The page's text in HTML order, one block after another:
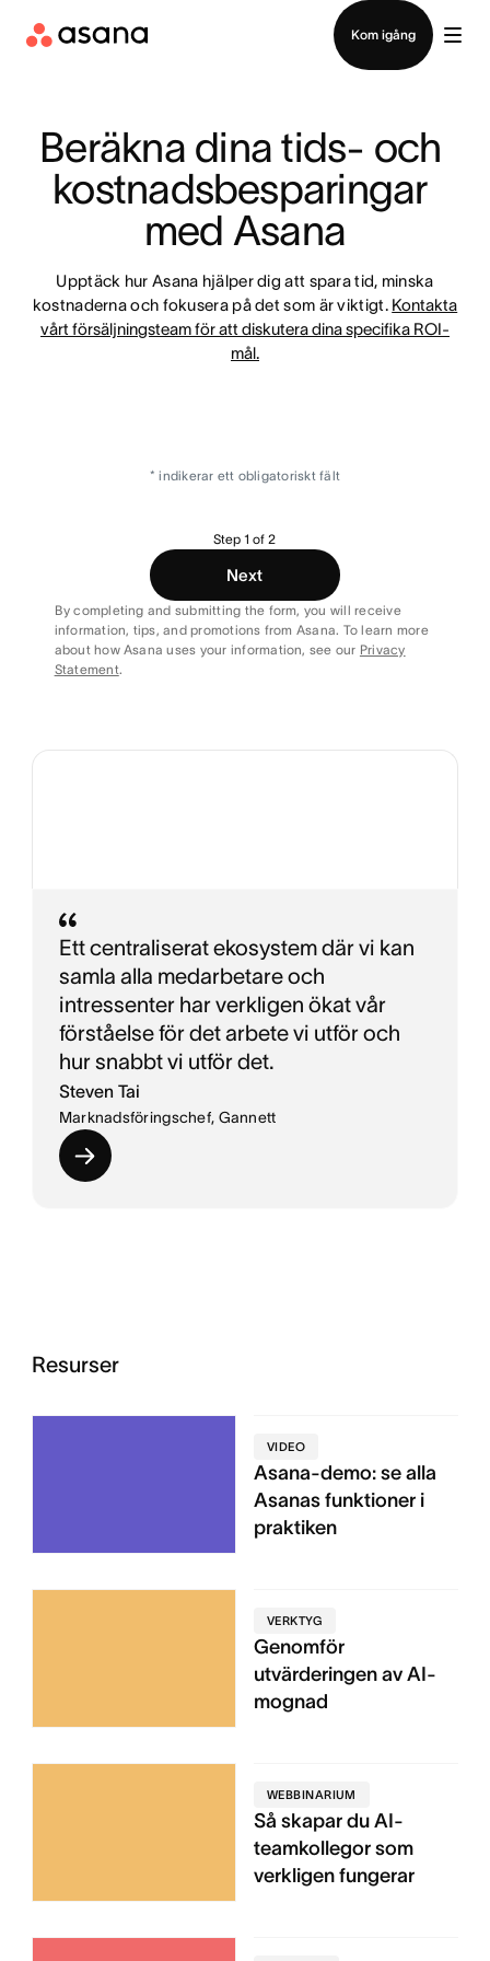
Kom igång
Beräkna dina tids- och
kostnadsbesparingar
med Asana
Upptäck hur Asana hjälper dig att spara tid, minska
kostnaderna och fokusera på det som är viktigt. Kontakta
vårt försäljningsteam för att diskutera dina specifika ROI-
mål.
* indikerar ett obligatoriskt fält
Step 1 of 2
Next
By completing and submitting the form, you will receive
information, tips, and promotions from Asana. To learn more
about how Asana uses your information, see our Privacy
Statement.
Ett centraliserat ekosystem där vi kan
samla alla medarbetare och
intressenter har verkligen ökat vår
förståelse för det arbete vi utför och
hur snabbt vi utför det.
Steven Tai
Marknadsföringschef, Gannett
Resurser
VIDEO
Asana-demo: se alla
Asanas funktioner i
praktiken
VERKTYG
Genomför
utvärderingen av AI-
mognad
WEBBINARIUM
Så skapar du AI-
teamkollegor som
verkligen fungerar